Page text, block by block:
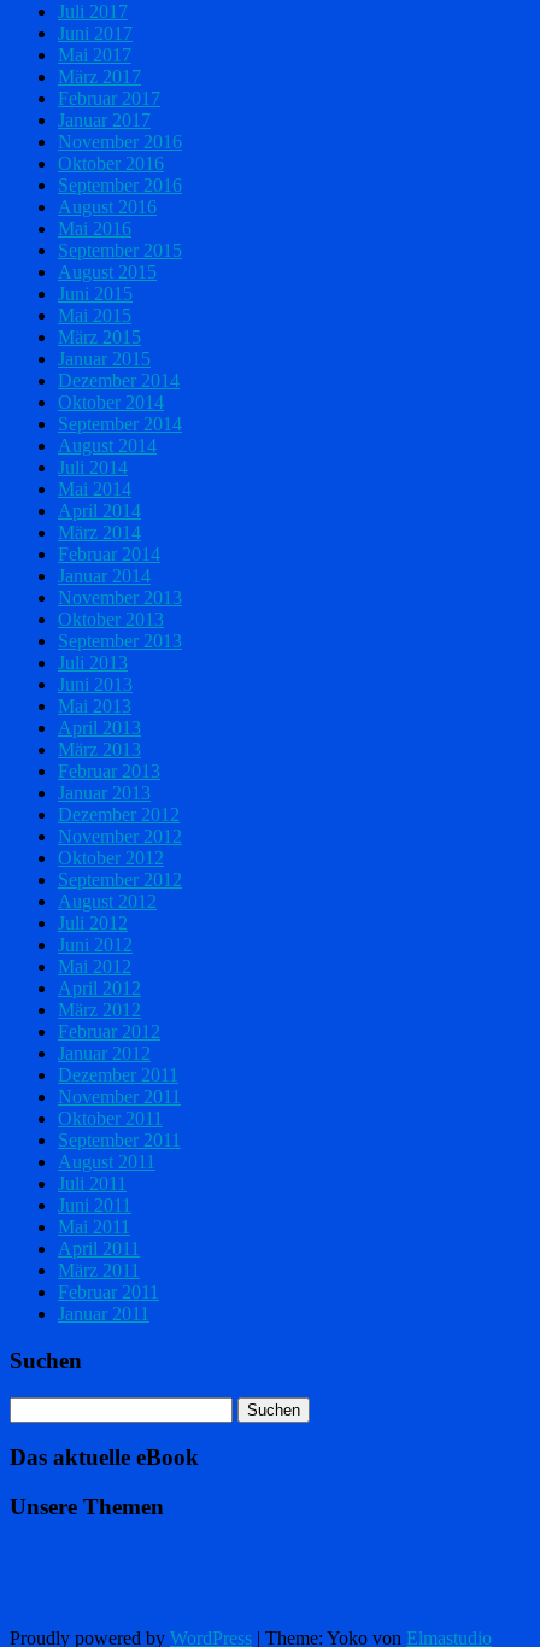
Juli 2017
Juni 2017
Mai 2017
März 2017
Februar 2017
Januar 2017
November 2016
Oktober 2016
September 2016
August 2016
Mai 2016
September 2015
August 2015
Juni 2015
Mai 2015
März 2015
Januar 2015
Dezember 2014
Oktober 2014
September 2014
August 2014
Juli 2014
Mai 2014
April 2014
März 2014
Februar 2014
Januar 2014
November 2013
Oktober 2013
September 2013
Juli 2013
Juni 2013
Mai 2013
April 2013
März 2013
Februar 2013
Januar 2013
Dezember 2012
November 2012
Oktober 2012
September 2012
August 2012
Juli 2012
Juni 2012
Mai 2012
April 2012
März 2012
Februar 2012
Januar 2012
Dezember 2011
November 2011
Oktober 2011
September 2011
August 2011
Juli 2011
Juni 2011
Mai 2011
April 2011
März 2011
Februar 2011
Januar 2011
Suchen
Das aktuelle eBook
Unsere Themen
Proudly powered by WordPress | Theme: Yoko von Elmastudio